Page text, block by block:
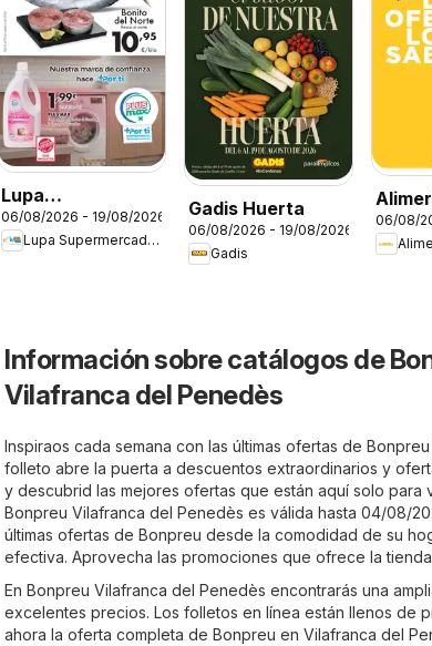
Lupa
Supermercados
Folleto
06/08/2026 - 19/08/2026
Lupa Supermercados
Gadis Huerta
06/08/2026 - 19/08/2026
Gadis
06/08/
Información sobre catálogos de
Vilafranca del Penedès
Inspiraos cada semana con las últimas ofertas de
folleto abre la puerta a descuentos extraordinarios y
y descubrid las mejores ofertas que están aquí solo para
Bonpreu Vilafranca del Penedès es válida hasta 04/08/
últimas ofertas de Bonpreu desde la comodidad de su
efectiva. Aprovecha las promociones que ofrece la
En Bonpreu Vilafranca del Penedès encontrarás una
excelentes precios. Los folletos en línea están llenos de
ahora la oferta completa de Bonpreu en Vilafranca del